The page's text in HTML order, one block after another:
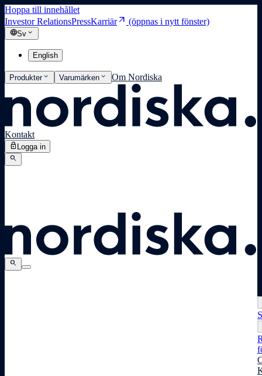
Hoppa till innehållet
Investor RelationsPressKarriärarrow_outward (öppnas i nytt fönster)
languageSv expand_more
English
Produkterexpand_more Varumärken expand_more Om Nordiska
Kontakt
lock Logga in
search
search